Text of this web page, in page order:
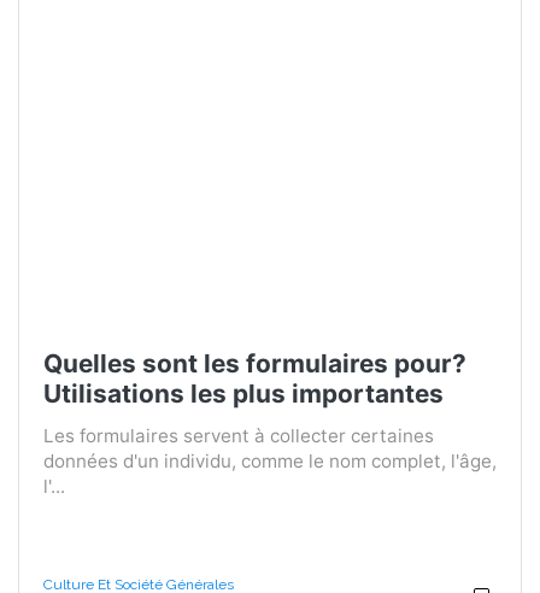
Quelles sont les formulaires pour?
Utilisations les plus importantes
Les formulaires servent à collecter certaines
données d'un individu, comme le nom complet, l'âge,
l'...
Culture Et Société Générales